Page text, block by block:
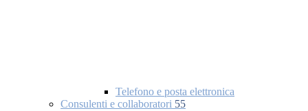
Telefono e posta elettronica
Consulenti e collaboratori 55